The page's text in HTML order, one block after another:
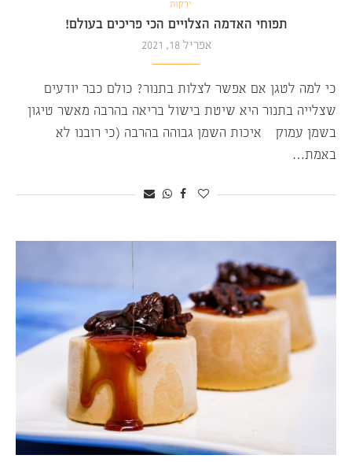
ירקות
תפוחי האדמה הצלויים הכי פריכים בעולם!
אפריל 18, 2021
כי למה לטגן אם אפשר לצלות בתנור? כולם כבר יודעים
שצלייה בתנור היא שיטת בישול בריאה בהרבה מאשר טיגון
בשמן עמוק – איכות השמן גבוהה בהרבה (כי רובנו לא
באמת…